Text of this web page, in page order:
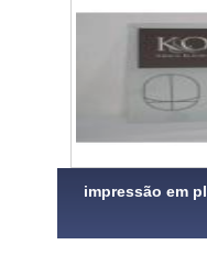
impressão em